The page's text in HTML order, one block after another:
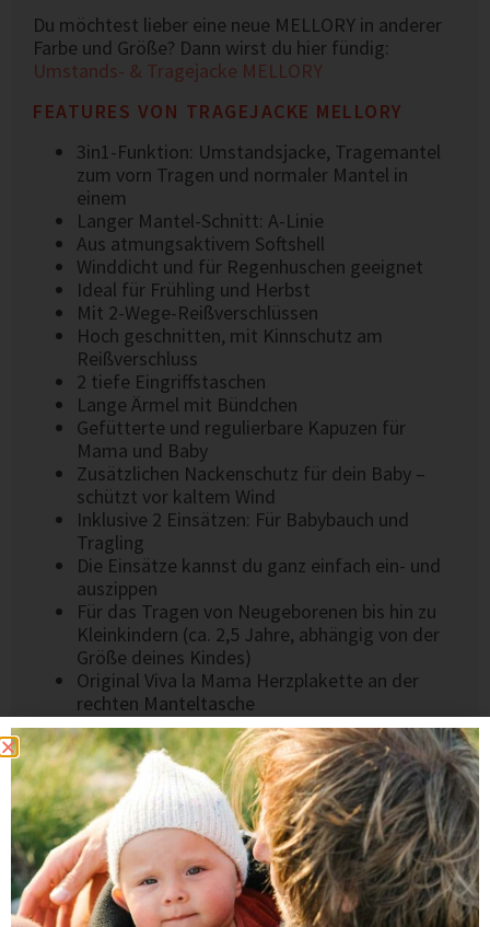
Du möchtest lieber eine neue MELLORY in anderer
Farbe und Größe? Dann wirst du hier fündig:
Umstands- & Tragejacke MELLORY
FEATURES VON TRAGEJACKE MELLORY
3in1-Funktion: Umstandsjacke, Tragemantel
zum vorn Tragen und normaler Mantel in
einem
Langer Mantel-Schnitt: A-Linie
Aus atmungsaktivem Softshell
Winddicht und für Regenhuschen geeignet
Ideal für Frühling und Herbst
Mit 2-Wege-Reißverschlüssen
Hoch geschnitten, mit Kinnschutz am
Reißverschluss
2 tiefe Eingriffstaschen
Lange Ärmel mit Bündchen
Gefütterte und regulierbare Kapuzen für
Mama und Baby
Zusätzlichen Nackenschutz für dein Baby –
schützt vor kaltem Wind
Inklusive 2 Einsätzen: Für Babybauch und
Tragling
Die Einsätze kannst du ganz einfach ein- und
auszippen
Für das Tragen von Neugeborenen bis hin zu
Kleinkindern (ca. 2,5 Jahre, abhängig von der
Größe deines Kindes)
Original Viva la Mama Herzplakette an der
rechten Manteltasche
Handgenäht mit
in der EU, hochwertige
Verarbeitung
Das könnte dir auch gefallen